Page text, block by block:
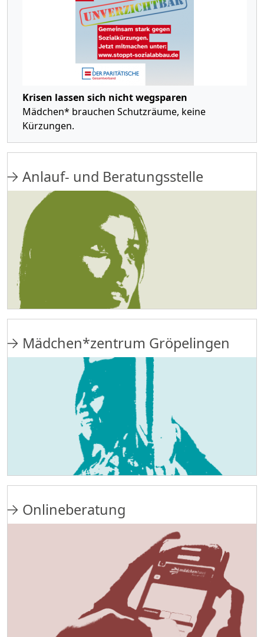
Krisen lassen sich nicht wegsparen
Mädchen* brauchen Schutzräume, keine
Kürzungen.
Anlauf- und Beratungsstelle
Mädchen*zentrum Gröpelingen
Onlineberatung